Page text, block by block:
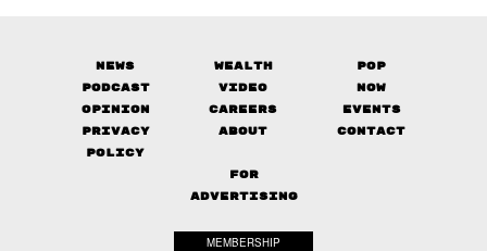
News Wealth
Pop
Podcast
Video
Now
Opinion
Careers
Events
Privacy
Policy
About Contact
FOR
ADVERTISING
MEMBERSHIP